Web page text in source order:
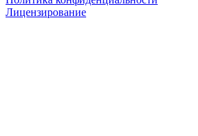
Лицензирование